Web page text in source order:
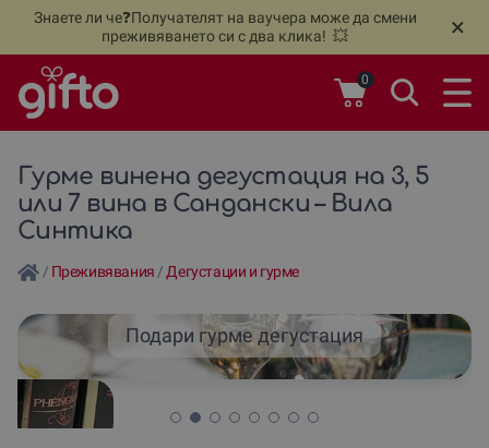
Знаете ли че❓Получателят на ваучера може да смени
преживяването си с два клика! 💥
×
0
Гурме винена дегустация на 3, 5
или 7 вина в Сандански – Вила
Синтика
/ Преживявания / Дегустации и гурме
Подари гурме дегустация